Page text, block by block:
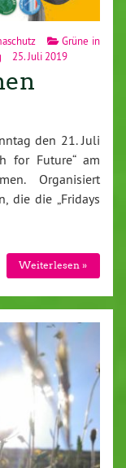
Grüne in
25. Juli 2019
den 21. Juli
for Future“ am
Organisiert
die die „Fridays
Weiterlesen »